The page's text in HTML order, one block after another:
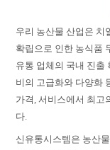
우리 농산물 산업은 치
확립으로 인한 농식품
유통 업체의 국내 진출
비의 고급화와 다양화
가격, 서비스에서 최고
다.
신유통시스템은 농산